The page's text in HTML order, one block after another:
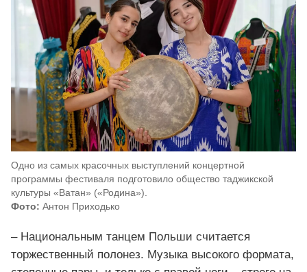
Одно из самых красочных выступлений концертной
программы фестиваля подготовило общество таджикской
культуры «Ватан» («Родина»).
Фото: Антон Приходько
– Национальным танцем Польши считается
торжественный полонез. Музыка высокого формата,